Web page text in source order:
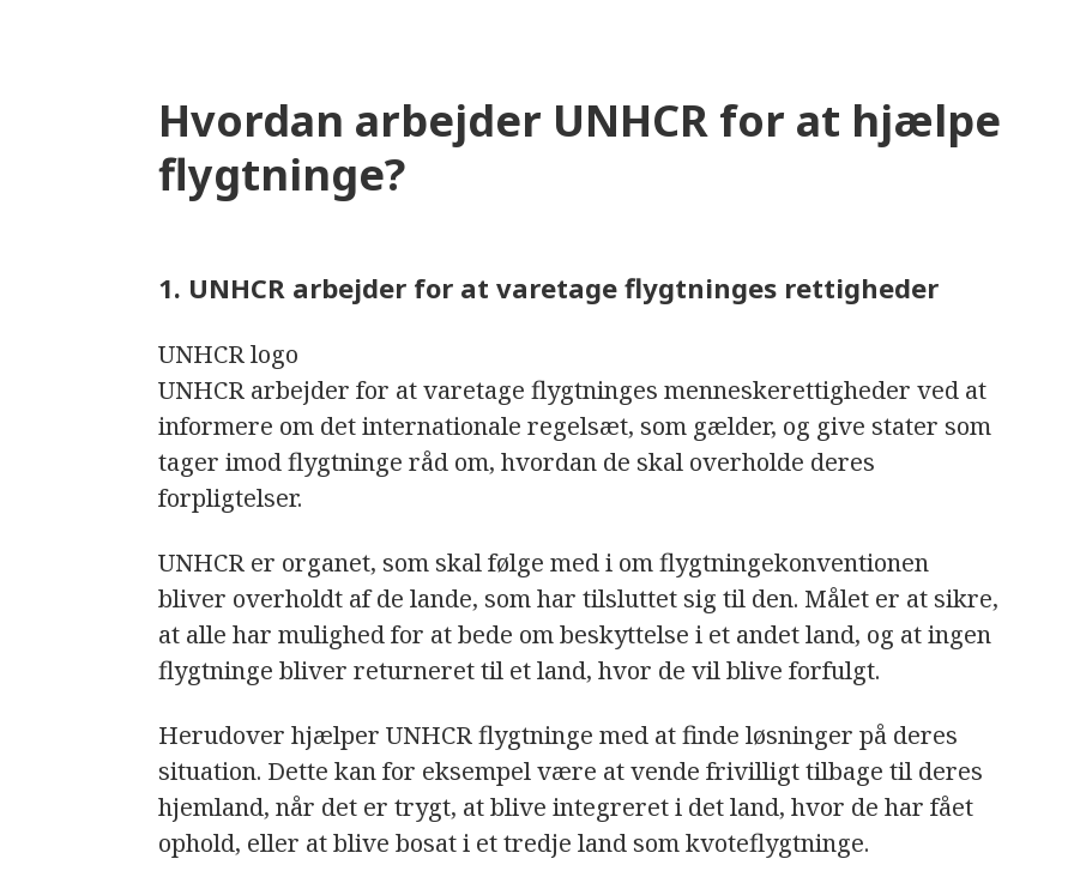
Hvordan arbejder UNHCR for at hjælpe
flygtninge?
1. UNHCR arbejder for at varetage flygtninges rettigheder
UNHCR logo
UNHCR arbejder for at varetage flygtninges menneskerettigheder ved at
informere om det internationale regelsæt, som gælder, og give stater som
tager imod flygtninge råd om, hvordan de skal overholde deres
forpligtelser.
UNHCR er organet, som skal følge med i om flygtningekonventionen
bliver overholdt af de lande, som har tilsluttet sig til den. Målet er at sikre,
at alle har mulighed for at bede om beskyttelse i et andet land, og at ingen
flygtninge bliver returneret til et land, hvor de vil blive forfulgt.
Herudover hjælper UNHCR flygtninge med at finde løsninger på deres
situation. Dette kan for eksempel være at vende frivilligt tilbage til deres
hjemland, når det er trygt, at blive integreret i det land, hvor de har fået
ophold, eller at blive bosat i et tredje land som kvoteflygtninge.